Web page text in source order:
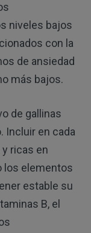
niveles bajos
con la
de ansiedad
más bajos.
de gallinas
Incluir en cada
ricas en
los elementos
estable su
B, el